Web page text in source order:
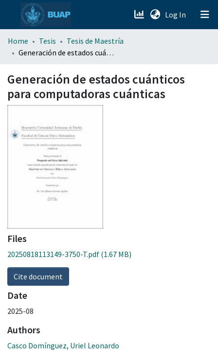
Log In (current)
menu.section.about_menu
Home Tesis
Tesis de Maestría
Generación de estados cuánticos para computadoras cuánticas
Generación de estados cuánticos
para computadoras cuánticas
Files
20250818113149-3750-T.pdf (1.67 MB)
Cite document
Date
2025-08
Authors
Casco Domínguez, Uriel Leonardo